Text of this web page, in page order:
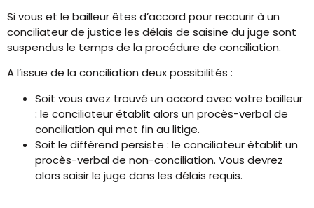
Si vous et le bailleur êtes d’accord pour recourir à un
conciliateur de justice les délais de saisine du juge sont
suspendus le temps de la procédure de conciliation.
A l’issue de la conciliation deux possibilités :
Soit vous avez trouvé un accord avec votre bailleur
: le conciliateur établit alors un procès-verbal de
conciliation qui met fin au litige.
Soit le différend persiste : le conciliateur établit un
procès-verbal de non-conciliation. Vous devrez
alors saisir le juge dans les délais requis.